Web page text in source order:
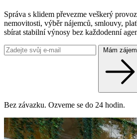
Správa s klidem převezme veškerý
nemovitosti, výběr nájemců, smlouvy,
sbírat stabilní výnosy bez každodenní
Mám zájem
Bez závazku. Ozveme se do 24 hodin.